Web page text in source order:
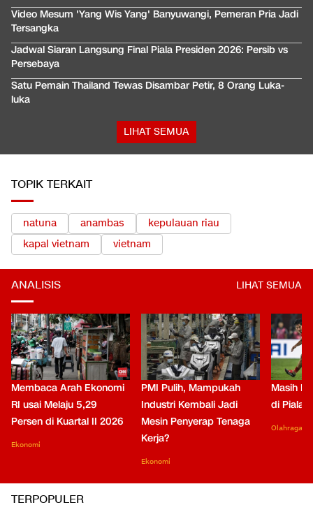
Video Mesum 'Yang Wis Yang' Banyuwangi, Pemeran Pria Jadi
Tersangka
Jadwal Siaran Langsung Final Piala Presiden 2026: Persib vs
Persebaya
Satu Pemain Thailand Tewas Disambar Petir, 8 Orang Luka-
luka
LIHAT SEMUA
TOPIK TERKAIT
natuna anambas
kepulauan riau
kapal vietnam
vietnam
ANALISIS LIHAT SEMUA
Membaca Arah Ekonomi
RI usai Melaju 5,29
Persen di Kuartal II 2026
Ekonomi
PMI Pulih, Mampukah
Industri Kembali Jadi
Mesin Penyerap Tenaga
Kerja?
Ekonomi
Masih
di Piala
Olahraga
TERPOPULER